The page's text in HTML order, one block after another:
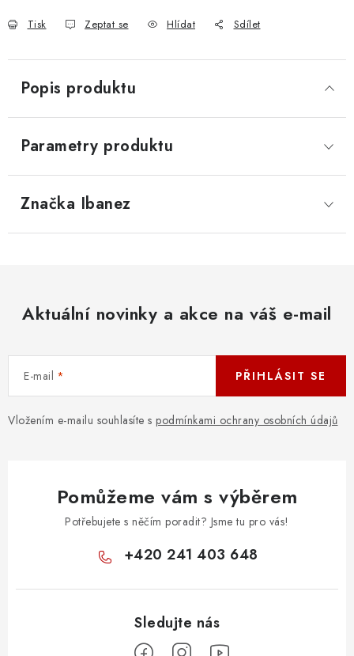
Tisk Zeptat se Hlídat Sdílet
Popis produktu
Parametry produktu
Značka Ibanez
Aktuální novinky a akce na váš e-mail
E-mail
Vložením e-mailu souhlasíte s podmínkami ochrany osobních údajů
PŘIHLÁSIT SE
Pomůžeme vám s výběrem
Potřebujete s něčím poradit? Jsme tu pro vás!
+420 241 403 648